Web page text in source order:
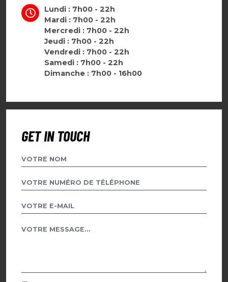
Lundi : 7h00 - 22h
Mardi : 7h00 - 22h
Mercredi : 7h00 - 22h
Jeudi : 7h00 - 22h
Vendredi : 7h00 - 22h
Samedi : 7h00 - 22h
Dimanche : 7h00 - 16h00
GET IN TOUCH